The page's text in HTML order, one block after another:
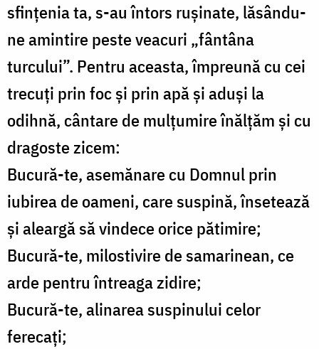
sfințenia ta, s-au întors rușinate, lăsându-
ne amintire peste veacuri „fântâna
turcului”. Pentru aceasta, împreună cu cei
trecuți prin foc și prin apă și aduși la
odihnă, cântare de mulțumire înălțăm și cu
dragoste zicem:
Bucură-te, asemănare cu Domnul prin
iubirea de oameni, care suspină, însetează
și aleargă să vindece orice pătimire;
Bucură-te, milostivire de samarinean, ce
arde pentru întreaga zidire;
Bucură-te, alinarea suspinului celor
ferecați;